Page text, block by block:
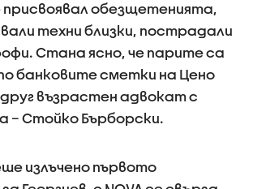
присвоявал обезщетенията,
техни близки, пострадали
Стана ясно, че парите са
банковите сметки на Цено
възрастен адвокат с
– Стойко Бърборски.
излъчено първото